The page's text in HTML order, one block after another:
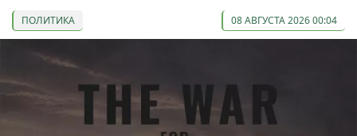
ПОЛИТИКА 08 АВГУСТА 2026 00:04